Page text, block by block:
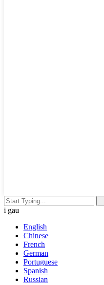
i gau
English
Chinese
French
German
Portuguese
Spanish
Russian